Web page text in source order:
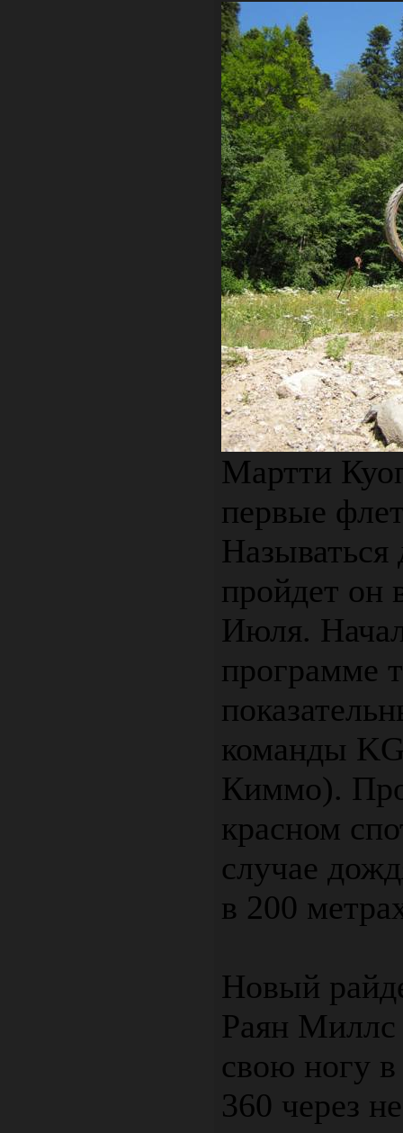
Мартти
первые
пройдет он
Июля.
программе
команды
Киммо).
красном
случае
в 200
Новый
Раян Миллс
свою ногу
360 через